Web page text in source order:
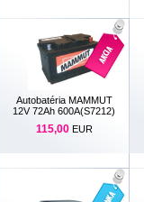
Autobatéria MAMMUT
12V 72Ah 600A(S7212)
115,00EUR